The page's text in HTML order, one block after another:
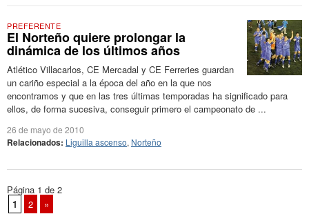
PREFERENTE
El Norteño quiere prolongar la
dinámica de los últimos años
Atlético Villacarlos, CE Mercadal y CE Ferreries guardan
un cariño especial a la época del año en la que nos
encontramos y que en las tres últimas temporadas ha significado para
ellos, de forma sucesiva, conseguir primero el campeonato de ...
26 de mayo de 2010
Relacionados: Liguilla ascenso, Norteño
Página 1 de 2
1
2 »